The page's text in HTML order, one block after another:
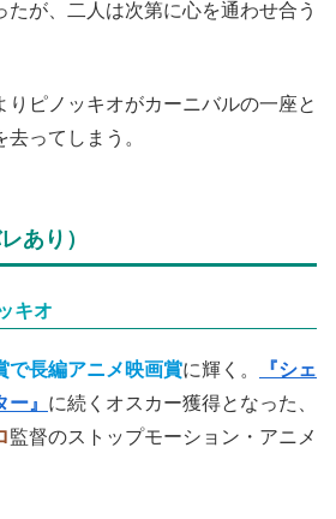
たが、二人は次第に心を通わせ合う
りピノッキオがカーニバルの一座と
ってしまう。
あり）
キオ
で長編アニメ映画賞に輝く。
『シェ
』 に続くオスカー獲得となった、
監督のストップモーション・アニメ